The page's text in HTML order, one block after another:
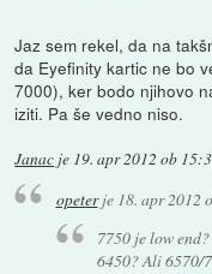
Jaz sem rekel, da na
da Eyefinity kartic ne bo
7000), ker bodo njihovo
iziti. Pa še vedno niso.
Janac je 19. apr 2012 ob
opeterje 18. apr 2012
7750 je low
6450? Ali 6570/